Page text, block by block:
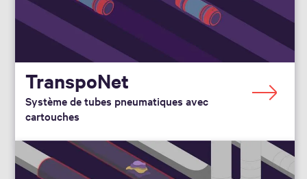
TranspoNet
Système de tubes pneumatiques avec
cartouches